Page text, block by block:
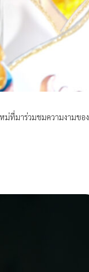
ม่ที่มาร่วมชมความงามของ